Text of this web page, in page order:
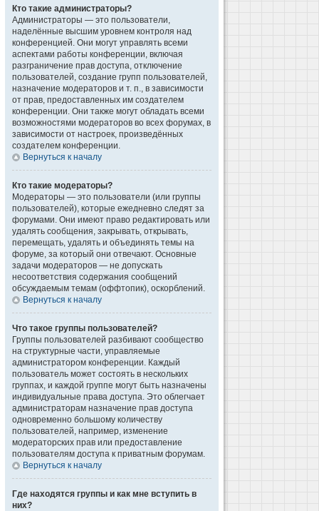
Кто такие администраторы?
Администраторы — это пользователи,
наделённые высшим уровнем контроля над
конференцией. Они могут управлять всеми
аспектами работы конференции, включая
разграничение прав доступа, отключение
пользователей, создание групп пользователей,
назначение модераторов и т. п., в зависимости
от прав, предоставленных им создателем
конференции. Они также могут обладать всеми
возможностями модераторов во всех форумах, в
зависимости от настроек, произведённых
создателем конференции.
Вернуться к началу
Кто такие модераторы?
Модераторы — это пользователи (или группы
пользователей), которые ежедневно следят за
форумами. Они имеют право редактировать или
удалять сообщения, закрывать, открывать,
перемещать, удалять и объединять темы на
форуме, за который они отвечают. Основные
задачи модераторов — не допускать
несоответствия содержания сообщений
обсуждаемым темам (оффтопик), оскорблений.
Вернуться к началу
Что такое группы пользователей?
Группы пользователей разбивают сообщество
на структурные части, управляемые
администратором конференции. Каждый
пользователь может состоять в нескольких
группах, и каждой группе могут быть назначены
индивидуальные права доступа. Это облегчает
администраторам назначение прав доступа
одновременно большому количеству
пользователей, например, изменение
модераторских прав или предоставление
пользователям доступа к приватным форумам.
Вернуться к началу
Где находятся группы и как мне вступить в
них?